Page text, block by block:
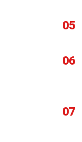
05
06
07